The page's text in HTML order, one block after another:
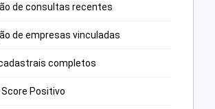
de consultas recentes
de empresas vinculadas
completos
Positivo